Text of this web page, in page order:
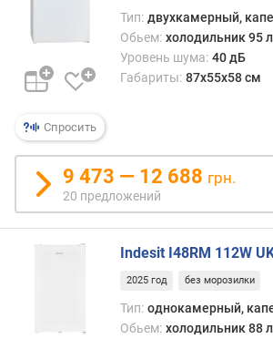
у
л
в
а
к
Спросить
Тип: двухкамерный,
Обьем: холодильник 95
Уровень шума: 40 дБ
Габариты: 87х55х58 см
9 473 — 12 688 грн.
20 предложений
Indesit I48RM 112W
2025 год без морозилки
Тип: однокамерный,
Обьем: холодильник 88 л